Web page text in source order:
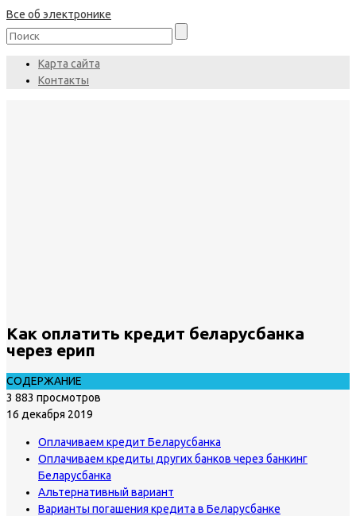
Все об электронике
Карта сайта
Контакты
Как оплатить кредит беларусбанка
через ерип
СОДЕРЖАНИЕ
3 883 просмотров
16 декабря 2019
Оплачиваем кредит Беларусбанка
Оплачиваем кредиты других банков через банкинг
Беларусбанка
Альтернативный вариант
Варианты погашения кредита в Беларусбанке